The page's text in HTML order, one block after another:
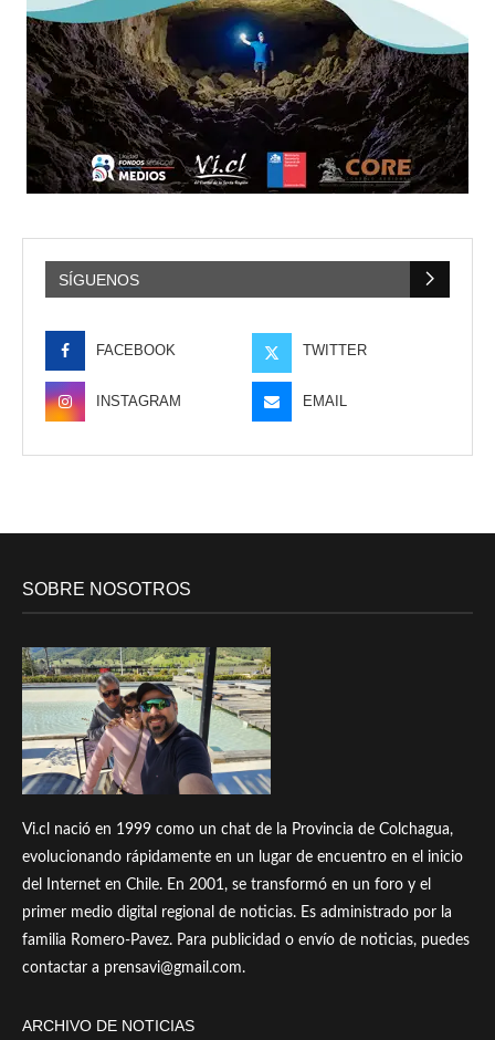
SÍGUENOS
FACEBOOK TWITTER
INSTAGRAM EMAIL
SOBRE NOSOTROS
Vi.cl nació en 1999 como un chat de la Provincia de Colchagua,
evolucionando rápidamente en un lugar de encuentro en el inicio
del Internet en Chile. En 2001, se transformó en un foro y el
primer medio digital regional de noticias. Es administrado por la
familia Romero-Pavez. Para publicidad o envío de noticias, puedes
contactar a prensavi@gmail.com.
ARCHIVO DE NOTICIAS